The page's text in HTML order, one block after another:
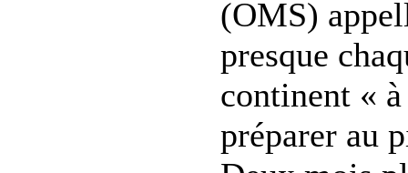
(OMS)
presque
continent « à
préparer au